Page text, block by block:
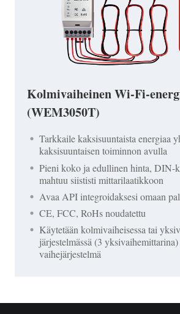
Kolmivaiheinen Wi-Fi-
(WEM3050T)
Tarkkaile kaksisuuntaista energiaa
kaksisuuntaisen toiminnon avulla
Pieni koko ja edullinen hinta, DIN-
mahtuu siististi mittarilaatikkoon
Avaa API integroidaksesi omaan
CE, FCC, RoHs noudatettu
Käytetään kolmivaiheisessa tai
järjestelmässä (3
vaihejärjestelmä